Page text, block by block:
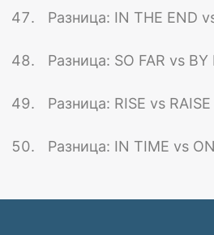
Разница: IN THE END
Разница: SO FAR vs BY
Разница: RISE vs RAISE
Разница: IN TIME vs